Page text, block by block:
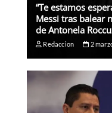
“Te estamos
Messi tras balear
de Antonela
Redaccion 2